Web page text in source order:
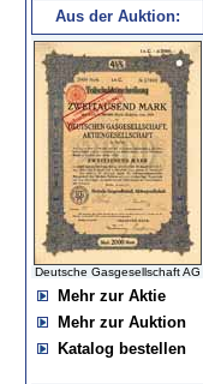
Aus der Auktion:
Deutsche Gasgesellschaft AG
Mehr zur Aktie
Mehr zur Auktion
Katalog bestellen